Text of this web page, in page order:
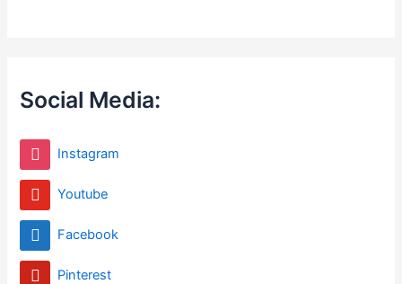
Social Media:
Instagram
Youtube
Facebook
Pinterest